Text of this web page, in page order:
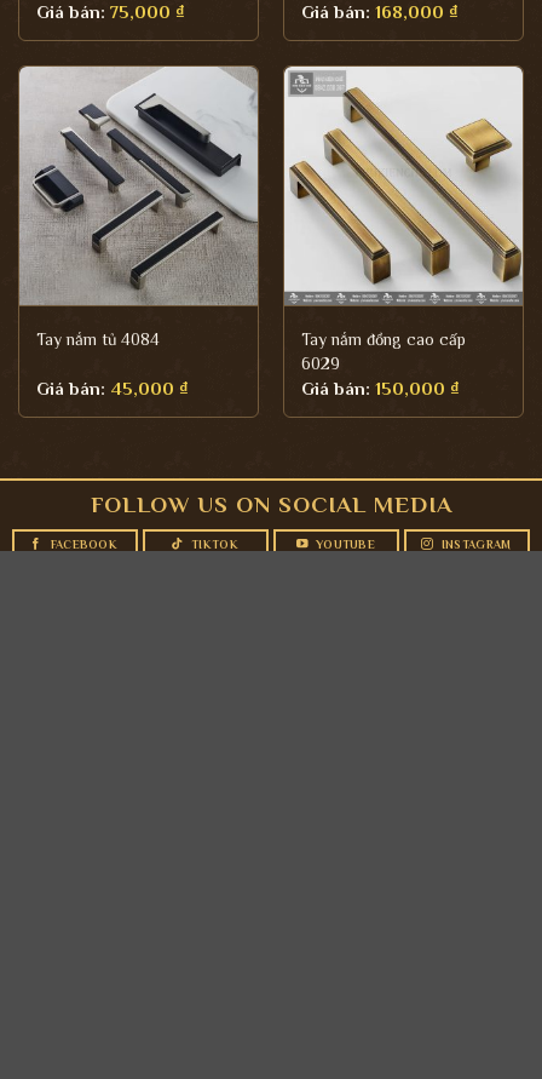
Giá bán: 75,000 ₫ Giá bán: 168,000 ₫
Tay nắm tủ 4084
Giá bán: 45,000 ₫
Tay nắm đồng cao cấp
6029
Giá bán: 150,000 ₫
FOLLOW US ON SOCIAL MEDIA
FACEBOOK TIKTOK YOUTUBE INSTAGRAM